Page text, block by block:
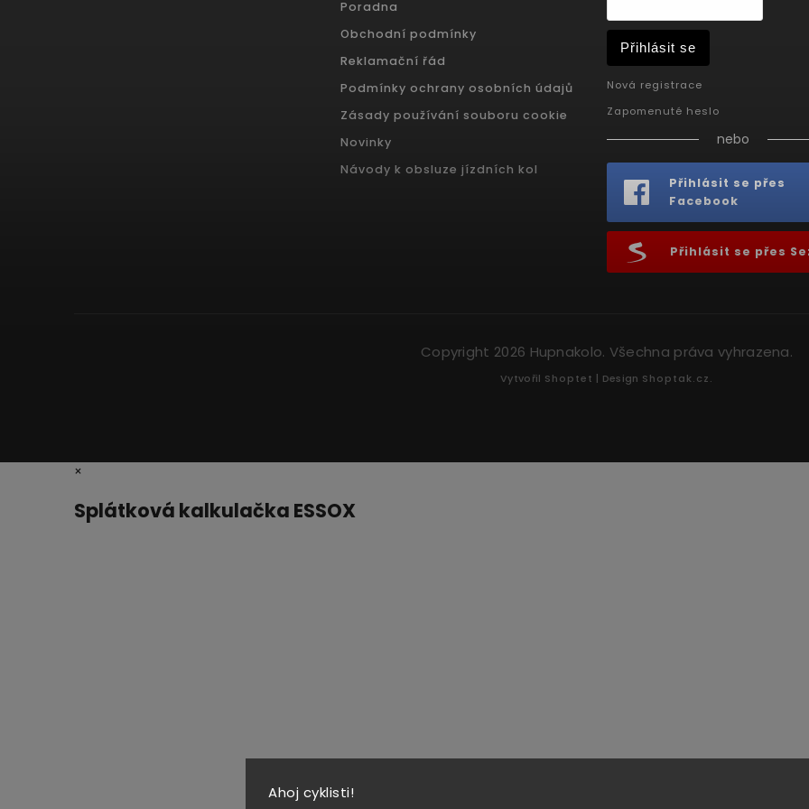
Ahoj cyklisti!
Poradna
Obchodní podmínky
Reklamační řád
Podmínky ochrany osobních údajů
Zásady používání souboru cookie
Novinky
Návody k obsluze jízdních kol
Přihlásit se
Nová registrace
Zapomenuté heslo
nebo
Přihlásit se přes
Facebook
Přihlásit se přes
Copyright 2026 Hupnakolo. Všechna práva vyhrazena.
Vytvořil Shoptet | Design Shoptak.cz.
×
Splátková kalkulačka ESSOX